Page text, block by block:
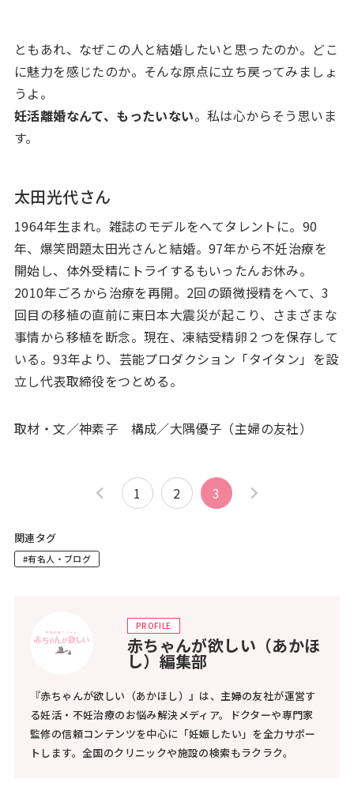
ともあれ、なぜこの人と結婚したいと思ったのか。どこ
に魅力を感じたのか。そんな原点に立ち戻ってみましょ
うよ。
妊活離婚なんて、もったいない。私は心からそう思いま
す。
太田光代さん
1964年生まれ。雑誌のモデルをへてタレントに。90
年、爆笑問題太田光さんと結婚。97年から不妊治療を
開始し、体外受精にトライするもいったんお休み。
2010年ごろから治療を再開。2回の顕微授精をへて、3
回目の移植の直前に東日本大震災が起こり、さまざまな
事情から移植を断念。現在、凍結受精卵２つを保存して
いる。93年より、芸能プロダクション「タイタン」を設
立し代表取締役をつとめる。
取材・文／神素子 構成／大隅優子（主婦の友社）
1 2 3
関連タグ
#有名人・ブログ
PROFILE
赤ちゃんが欲しい（あかほ
し）編集部
『赤ちゃんが欲しい（あかほし）』は、主婦の友社が運営す
る妊活・不妊治療のお悩み解決メディア。ドクターや専門家
監修の信頼コンテンツを中心に「妊娠したい」を全力サポー
トします。全国のクリニックや施設の検索もラクラク。